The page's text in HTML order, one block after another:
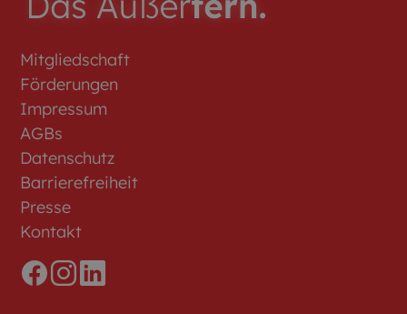
Mitgliedschaft
Förderungen
Impressum
AGBs
Datenschutz
Barrierefreiheit
Presse
Kontakt